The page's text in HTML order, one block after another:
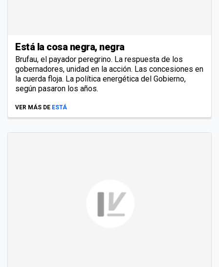
Está la cosa negra, negra
Brufau, el payador peregrino. La respuesta de los
gobernadores, unidad en la acción. Las concesiones en
la cuerda floja. La política energética del Gobierno,
según pasaron los años.
VER MÁS DE ESTÁ